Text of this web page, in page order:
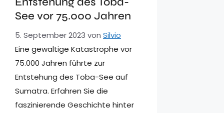
See vor 75.000 Jahren
5. September 2023 von Silvio
Eine gewaltige Katastrophe vor
75.000 Jahren führte zur
Entstehung des Toba-See auf
Sumatra. Erfahren Sie die
faszinierende Geschichte hinter